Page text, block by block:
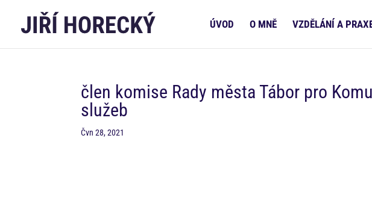
ÚVOD O MNĚ VZDĚLÁNÍ A
člen komise Rady města Tábor pro
služeb
Čvn 28, 2021